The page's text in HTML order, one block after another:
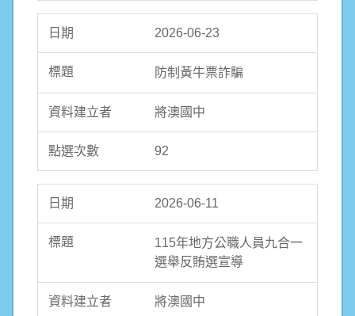
2026-06-23
防制黃牛票詐騙
將澳國中
92
2026-06-11
115年地方公職人員九合一
選舉反賄選宣導
將澳國中